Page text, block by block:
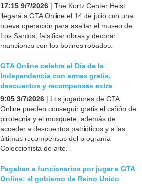
17:15 9/7/2026 | The Kortz Center Heist
llegará a GTA Online el 14 de julio con una
nueva operación para asaltar el museo de
Los Santos, falsificar obras y decorar
mansiones con los botines robados.
GTA Online celebra el Día de la
Independencia con armas gratis,
descuentos y recompensas extra
9:05 3/7/2026 | Los jugadores de GTA
Online pueden conseguir gratis el cañón de
pirotecnia y el mosquete, además de
acceder a descuentos patrióticos y a las
últimas recompensas del programa
Coleccionista de arte.
Pagaban a funcionarios por jugar a GTA
Online: el gobierno de Reino Unido